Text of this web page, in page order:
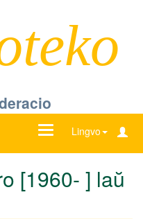
Lingvo
Ŝanĝu
[1960- ] laŭ